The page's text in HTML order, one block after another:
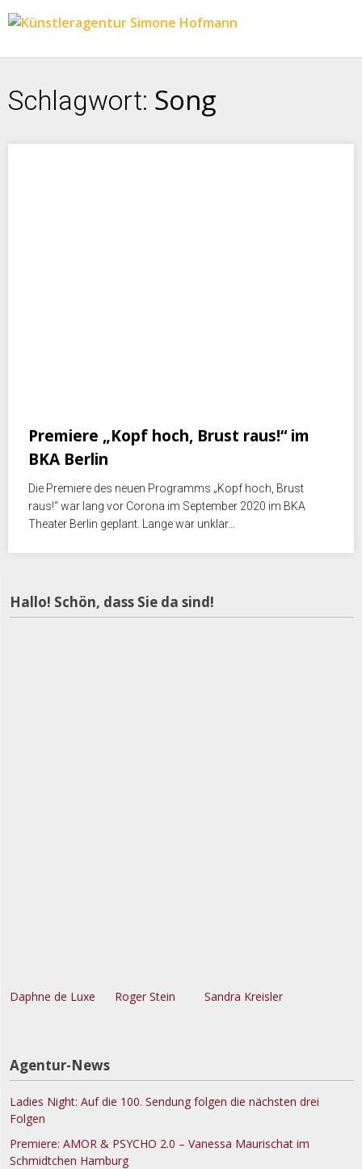
Schlagwort: Song
Premiere „Kopf hoch, Brust raus!“ im
BKA Berlin
Die Premiere des neuen Programms „Kopf hoch, Brust
raus!“ war lang vor Corona im September 2020 im BKA
Theater Berlin geplant. Lange war unklar…
Hallo! Schön, dass Sie da sind!
Daphne de Luxe Roger Stein Sandra Kreisler
Agentur-News
Ladies Night: Auf die 100. Sendung folgen die nächsten drei
Folgen
Premiere: AMOR & PSYCHO 2.0 – Vanessa Maurischat im
Schmidtchen Hamburg